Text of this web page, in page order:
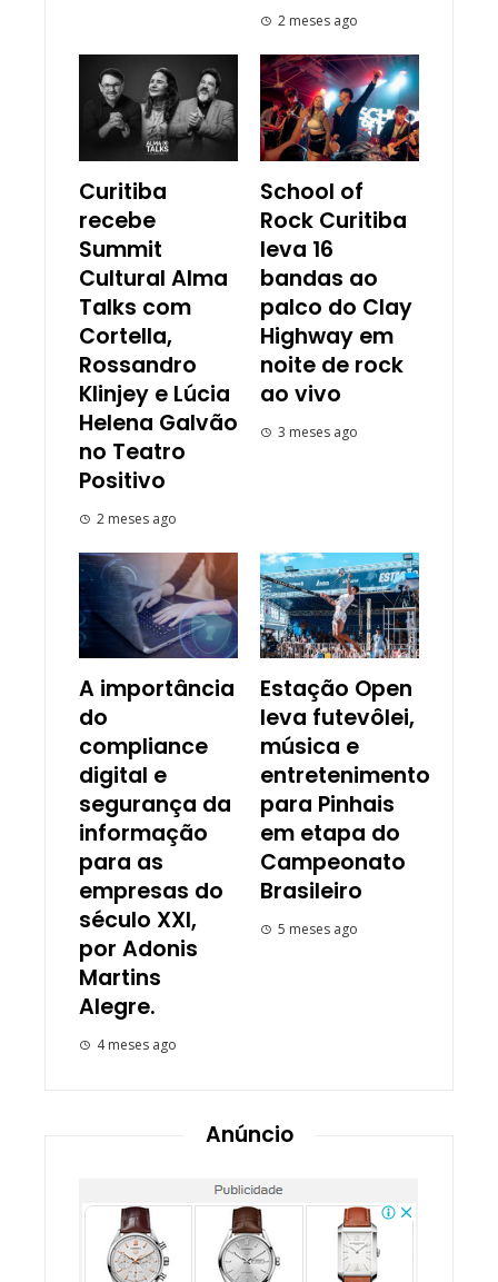
2 meses ago
Curitiba
recebe
Summit
Cultural Alma
Talks com
Cortella,
Rossandro
Klinjey e Lúcia
Helena Galvão
no Teatro
Positivo
2 meses ago
School of
Rock Curitiba
leva 16
bandas ao
palco do Clay
Highway em
noite de rock
ao vivo
3 meses ago
A importância
do
compliance
digital e
segurança da
informação
para as
empresas do
século XXI,
por Adonis
Martins
Alegre.
4 meses ago
Estação Open
leva futevôlei,
música e
entretenimento
para Pinhais
em etapa do
Campeonato
Brasileiro
5 meses ago
Anúncio